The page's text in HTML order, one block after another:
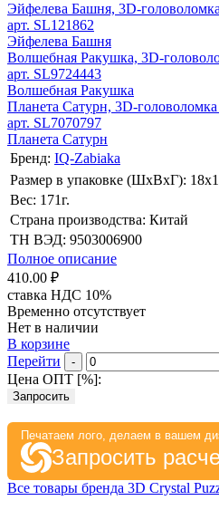
Эйфелева Башня, 3D-головоломка
арт. SL121862
Эйфелева Башня
Волшебная Ракушка, 3D-
арт. SL9724443
Волшебная Ракушка
Планета Сатурн, 3D-
арт. SL7070797
Планета Сатурн
Бренд: IQ-Zabiaka
Размер в упаковке (ШхВxГ):
Вес: 171г.
Страна производства: Китай
ТН ВЭД: 9503006900
Полное описание
410.00 ₽
ставка НДС 10%
Временно отсутствует
Нет в наличии
В корзине
Перейти
-
Цена ОПТ [%]:
Запросить
Печатаем лого, делаем в вашем
Запросить
Все товары бренда 3D Crystal